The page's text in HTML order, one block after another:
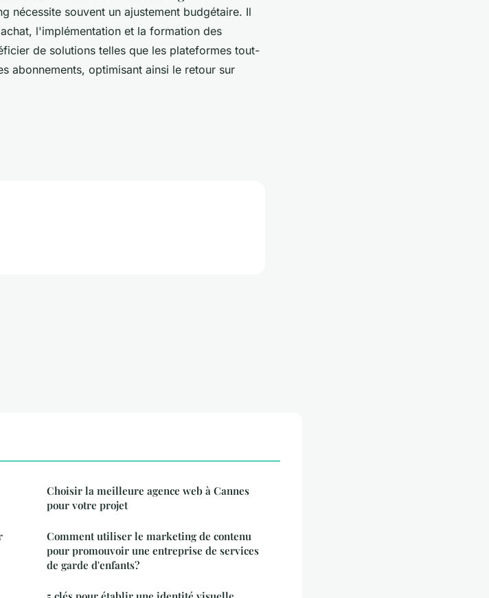
nécessite souvent un ajustement budgétaire. Il
l'implémentation et la formation des
de solutions telles que les plateformes tout-
abonnements, optimisant ainsi le retour sur
Choisir la meilleure agence web à Cannes
pour votre projet
Comment utiliser le marketing de contenu
pour promouvoir une entreprise de services
de garde d'enfants?